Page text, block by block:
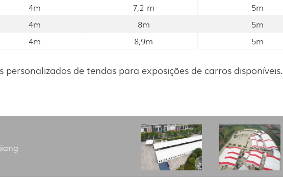
4m 7,2 m 5m
4m 8m 5m
4m 8,9m 5m
de tendas para exposições de carros disponíveis.